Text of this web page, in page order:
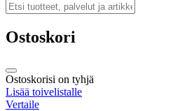
Ostoskori
Ostoskorisi on tyhjä
Lisää toivelistalle
Vertaile